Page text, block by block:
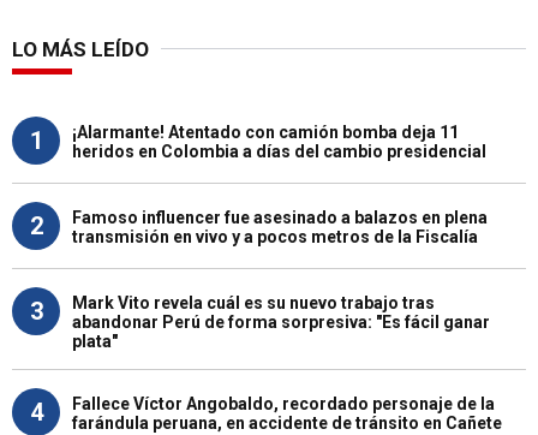
LO MÁS LEÍDO
1
¡Alarmante! Atentado con camión bomba deja 11
heridos en Colombia a días del cambio presidencial
2
Famoso influencer fue asesinado a balazos en plena
transmisión en vivo y a pocos metros de la Fiscalía
3
Mark Vito revela cuál es su nuevo trabajo tras
abandonar Perú de forma sorpresiva: "Es fácil ganar
plata"
4
Fallece Víctor Angobaldo, recordado personaje de la
farándula peruana, en accidente de tránsito en Cañete